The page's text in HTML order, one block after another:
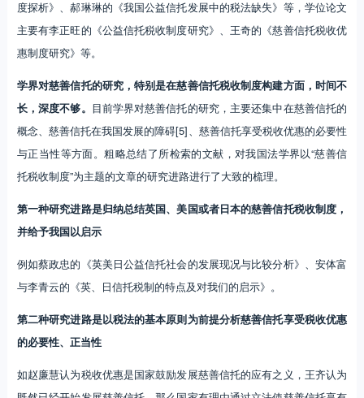
度探析》、郝琳琳的《我国公益信托发展中的税法缺失》等，学位论文
主要有李正旺的《公益信托税收制度研究》、王奇的《慈善信托税收优
惠制度研究》等。
学界对慈善信托的研究，特别是在慈善信托税收制度构建方面，时间不
长，深度不够。 目前学界对慈善信托的研究，主要还集中在慈善信托的
概念、慈善信托在我国发展的障碍[5]、慈善信托享受税收优惠的必要性
与正当性等方面。粗略总结了所检索的文献，对我国法学界以“慈善信
托税收制度”为主题的文章的研究进路进行了大致的梳理。
第一种研究进路是归纳总结英国、美国或者日本的慈善信托税收制度，
并给予我国以启示
例如蔡政忠的《英美日公益信托社会的发展现况与比较分析》、安体富
与李青云的《英、日信托税制的特点及对我们的启示》。
第二种研究进路是以税法的基本原则为前提分析慈善信托享受税收优惠
的必要性、正当性
如赵廉慧认为税收优惠是国家鼓励发展慈善信托的应有之义，王齐认为